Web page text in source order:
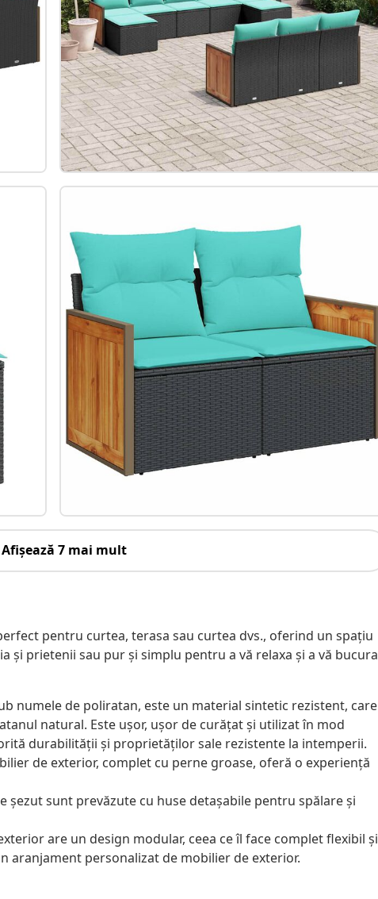
Afișează 7 mai mult
pentru curtea, terasa sau curtea dvs., oferind un spațiu
prietenii sau pur și simplu pentru a vă relaxa și a vă bucura
numele de poliratan, este un material sintetic rezistent, care
natural. Este ușor, ușor de curățat și utilizat în mod
durabilității și proprietăților sale rezistente la intemperii.
de exterior, complet cu perne groase, oferă o experiență
șezut sunt prevăzute cu huse detașabile pentru spălare și
are un design modular, ceea ce îl face complet flexibil și
aranjament personalizat de mobilier de exterior.